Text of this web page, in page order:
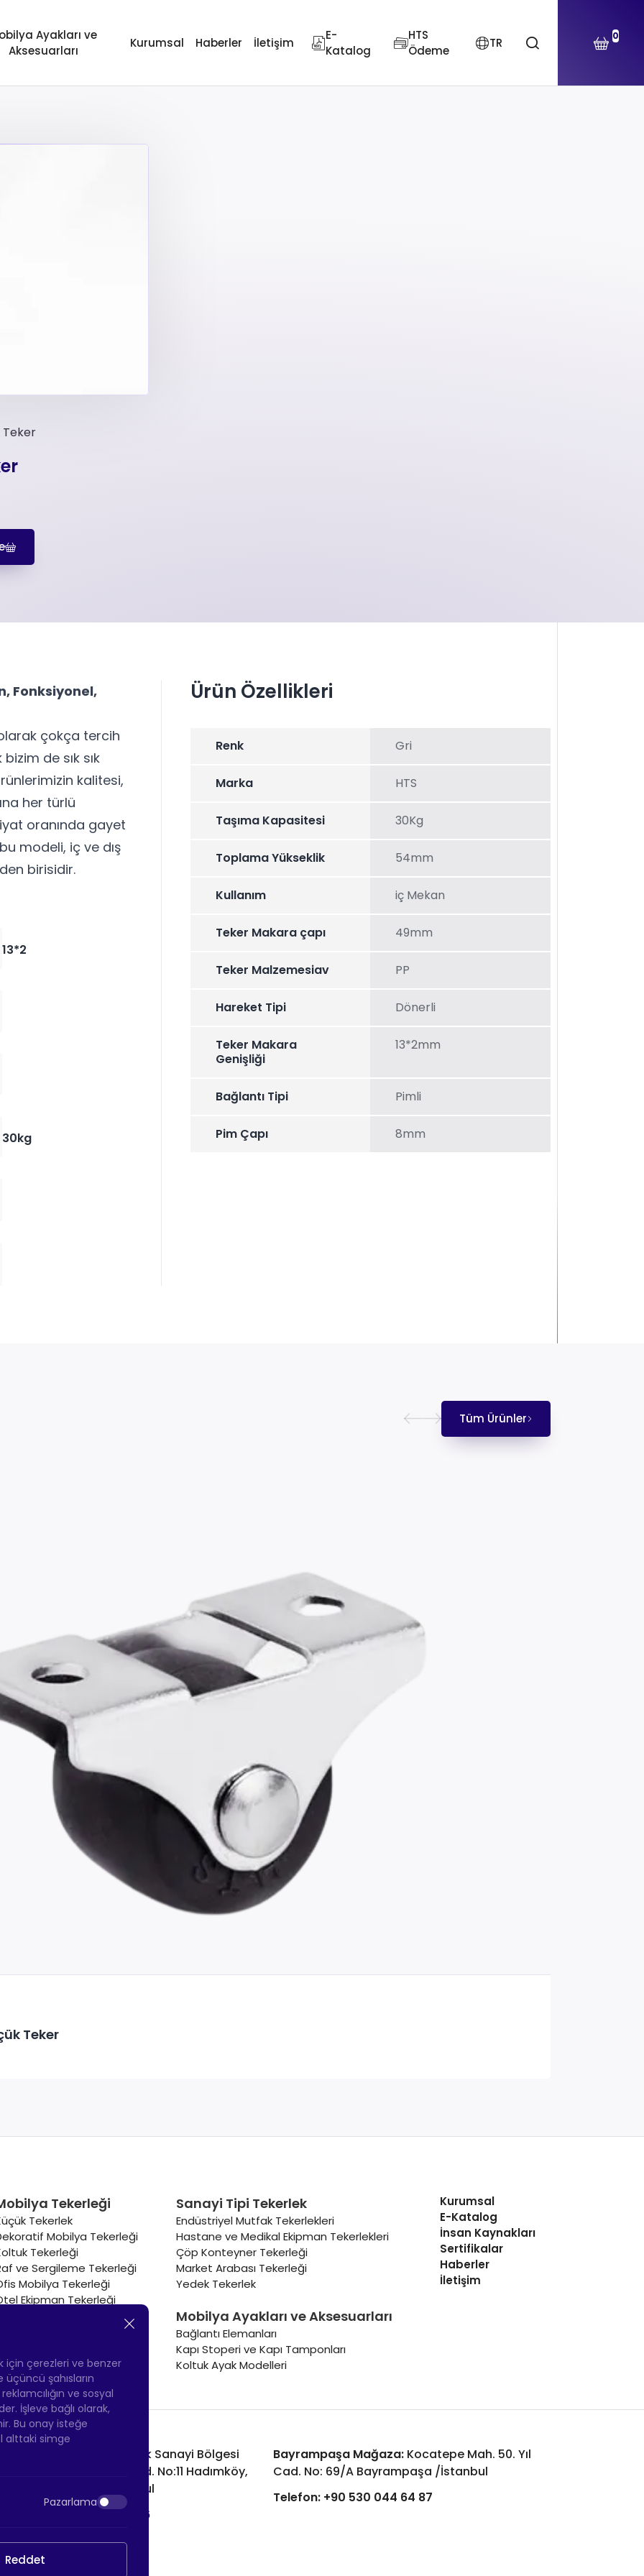
Ayakları ve
Aksesuarları
Kurumsal Haberler İletişim
E-
Katalog
HTS
Ödeme
TR 0
Teker
Fonksiyonel,
olarak çokça tercih
de sık sık
kalitesi,
her türlü
oranında gayet
modeli, iç ve dış
birisidir.
13*2
30kg
Ürün Özellikleri
Renk Gri
Marka HTS
Taşıma Kapasitesi 30Kg
Toplama Yükseklik 54mm
Kullanım iç Mekan
Teker Makara çapı 49mm
Teker Malzemesiav PP
Hareket Tipi Dönerli
Teker Makara
Genişliği
13*2mm
Bağlantı Tipi Pimli
Pim Çapı 8mm
Tüm Ürünler
Teker
Tekerleği
Tekerlek
Mobilya Tekerleği
Tekerleği
ve Sergileme Tekerleği
Mobilya Tekerleği
Ekipman Tekerleği
ve Isıtıcı Tekerleği
Sanayi Tipi Tekerlek
Endüstriyel Mutfak Tekerlekleri
Hastane ve Medikal Ekipman Tekerlekleri
Çöp Konteyner Tekerleği
Market Arabası Tekerleği
Yedek Tekerlek
Mobilya Ayakları ve Aksesuarları
Bağlantı Elemanları
Kapı Stoperi ve Kapı Tamponları
Koltuk Ayak Modelleri
Kurumsal
E-Katalog
İnsan Kaynakları
Sertifikalar
Haberler
İletişim
Atatürk Sanayi Bölgesi
Mah. Uzunçayır Cad. No:11 Hadımköy,
Arnavutköy/İstanbul
+90 212 640 66 46
info@htsteker.com
Bayrampaşa Mağaza:Kocatepe Mah. 50. Yıl
Cad. No: 69/A Bayrampaşa /İstanbul
Telefon:+90 530 044 64 87
için çerezleri ve benzer
şahısların
ve sosyal
İşleve bağlı olarak,
Bu onay isteğe
alttaki simge
Pazarlama
Reddet